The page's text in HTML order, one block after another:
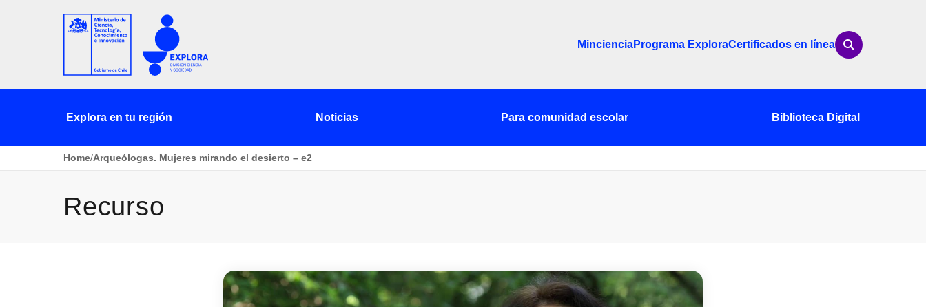
MincienciaPrograma ExploraCertificados en línea
Explora en tu región Noticias Para comunidad escolar Biblioteca Digital
Home/Arqueólogas. Mujeres mirando el desierto – e2
Recurso